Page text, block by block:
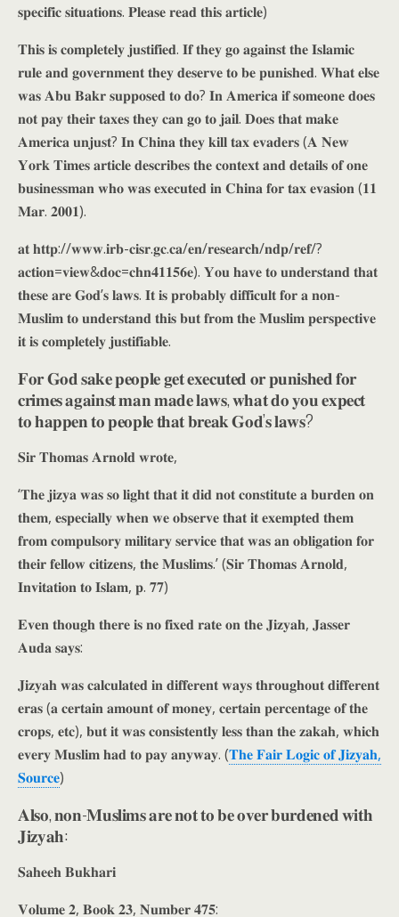
𝐬𝐩𝐞𝐜𝐢𝐟𝐢𝐜 𝐬𝐢𝐭𝐮𝐚𝐭𝐢𝐨𝐧𝐬. 𝐏𝐥𝐞𝐚𝐬𝐞 𝐫𝐞𝐚𝐝 𝐭𝐡𝐢𝐬 𝐚𝐫𝐭𝐢𝐜𝐥𝐞)
𝐓𝐡𝐢𝐬 𝐢𝐬 𝐜𝐨𝐦𝐩𝐥𝐞𝐭𝐞𝐥𝐲 𝐣𝐮𝐬𝐭𝐢𝐟𝐢𝐞𝐝. 𝐈𝐟 𝐭𝐡𝐞𝐲 𝐠𝐨 𝐚𝐠𝐚𝐢𝐧𝐬𝐭 𝐭𝐡𝐞 𝐈𝐬𝐥𝐚𝐦𝐢𝐜
𝐫𝐮𝐥𝐞 𝐚𝐧𝐝 𝐠𝐨𝐯𝐞𝐫𝐧𝐦𝐞𝐧𝐭 𝐭𝐡𝐞𝐲 𝐝𝐞𝐬𝐞𝐫𝐯𝐞 𝐭𝐨 𝐛𝐞 𝐩𝐮𝐧𝐢𝐬𝐡𝐞𝐝. 𝐖𝐡𝐚𝐭 𝐞𝐥𝐬𝐞
𝐰𝐚𝐬 𝐀𝐛𝐮 𝐁𝐚𝐤𝐫 𝐬𝐮𝐩𝐩𝐨𝐬𝐞𝐝 𝐭𝐨 𝐝𝐨? 𝐈𝐧 𝐀𝐦𝐞𝐫𝐢𝐜𝐚 𝐢𝐟 𝐬𝐨𝐦𝐞𝐨𝐧𝐞 𝐝𝐨𝐞𝐬
𝐧𝐨𝐭 𝐩𝐚𝐲 𝐭𝐡𝐞𝐢𝐫 𝐭𝐚𝐱𝐞𝐬 𝐭𝐡𝐞𝐲 𝐜𝐚𝐧 𝐠𝐨 𝐭𝐨 𝐣𝐚𝐢𝐥. 𝐃𝐨𝐞𝐬 𝐭𝐡𝐚𝐭 𝐦𝐚𝐤𝐞
𝐀𝐦𝐞𝐫𝐢𝐜𝐚 𝐮𝐧𝐣𝐮𝐬𝐭? 𝐈𝐧 𝐂𝐡𝐢𝐧𝐚 𝐭𝐡𝐞𝐲 𝐤𝐢𝐥𝐥 𝐭𝐚𝐱 𝐞𝐯𝐚𝐝𝐞𝐫𝐬 (𝐀 𝐍𝐞𝐰
𝐘𝐨𝐫𝐤 𝐓𝐢𝐦𝐞𝐬 𝐚𝐫𝐭𝐢𝐜𝐥𝐞 𝐝𝐞𝐬𝐜𝐫𝐢𝐛𝐞𝐬 𝐭𝐡𝐞 𝐜𝐨𝐧𝐭𝐞𝐱𝐭 𝐚𝐧𝐝 𝐝𝐞𝐭𝐚𝐢𝐥𝐬 𝐨𝐟 𝐨𝐧𝐞
𝐛𝐮𝐬𝐢𝐧𝐞𝐬𝐬𝐦𝐚𝐧 𝐰𝐡𝐨 𝐰𝐚𝐬 𝐞𝐱𝐞𝐜𝐮𝐭𝐞𝐝 𝐢𝐧 𝐂𝐡𝐢𝐧𝐚 𝐟𝐨𝐫 𝐭𝐚𝐱 𝐞𝐯𝐚𝐬𝐢𝐨𝐧 (𝟏𝟏
𝐌𝐚𝐫. 𝟐𝟎𝟎𝟏).
𝐚𝐭 𝐡𝐭𝐭𝐩://𝐰𝐰𝐰.𝐢𝐫𝐛-𝐜𝐢𝐬𝐫.𝐠𝐜.𝐜𝐚/𝐞𝐧/𝐫𝐞𝐬𝐞𝐚𝐫𝐜𝐡/𝐧𝐝𝐩/𝐫𝐞𝐟/?
𝐚𝐜𝐭𝐢𝐨𝐧=𝐯𝐢𝐞𝐰&𝐝𝐨𝐜=𝐜𝐡𝐧𝟒𝟏𝟏𝟓𝟔𝐞). 𝐘𝐨𝐮 𝐡𝐚𝐯𝐞 𝐭𝐨 𝐮𝐧𝐝𝐞𝐫𝐬𝐭𝐚𝐧𝐝 𝐭𝐡𝐚𝐭
𝐭𝐡𝐞𝐬𝐞 𝐚𝐫𝐞 𝐆𝐨𝐝’𝐬 𝐥𝐚𝐰𝐬. 𝐈𝐭 𝐢𝐬 𝐩𝐫𝐨𝐛𝐚𝐛𝐥𝐲 𝐝𝐢𝐟𝐟𝐢𝐜𝐮𝐥𝐭 𝐟𝐨𝐫 𝐚 𝐧𝐨𝐧-
𝐌𝐮𝐬𝐥𝐢𝐦 𝐭𝐨 𝐮𝐧𝐝𝐞𝐫𝐬𝐭𝐚𝐧𝐝 𝐭𝐡𝐢𝐬 𝐛𝐮𝐭 𝐟𝐫𝐨𝐦 𝐭𝐡𝐞 𝐌𝐮𝐬𝐥𝐢𝐦 𝐩𝐞𝐫𝐬𝐩𝐞𝐜𝐭𝐢𝐯𝐞
𝐢𝐭 𝐢𝐬 𝐜𝐨𝐦𝐩𝐥𝐞𝐭𝐞𝐥𝐲 𝐣𝐮𝐬𝐭𝐢𝐟𝐢𝐚𝐛𝐥𝐞.
𝐅𝐨𝐫 𝐆𝐨𝐝 𝐬𝐚𝐤𝐞 𝐩𝐞𝐨𝐩𝐥𝐞 𝐠𝐞𝐭 𝐞𝐱𝐞𝐜𝐮𝐭𝐞𝐝 𝐨𝐫 𝐩𝐮𝐧𝐢𝐬𝐡𝐞𝐝 𝐟𝐨𝐫
𝐜𝐫𝐢𝐦𝐞𝐬 𝐚𝐠𝐚𝐢𝐧𝐬𝐭 𝐦𝐚𝐧 𝐦𝐚𝐝𝐞 𝐥𝐚𝐰𝐬, 𝐰𝐡𝐚𝐭 𝐝𝐨 𝐲𝐨𝐮 𝐞𝐱𝐩𝐞𝐜𝐭
𝐭𝐨 𝐡𝐚𝐩𝐩𝐞𝐧 𝐭𝐨 𝐩𝐞𝐨𝐩𝐥𝐞 𝐭𝐡𝐚𝐭 𝐛𝐫𝐞𝐚𝐤 𝐆𝐨𝐝’𝐬 𝐥𝐚𝐰𝐬?
𝐒𝐢𝐫 𝐓𝐡𝐨𝐦𝐚𝐬 𝐀𝐫𝐧𝐨𝐥𝐝 𝐰𝐫𝐨𝐭𝐞,
‘𝐓𝐡𝐞 𝐣𝐢𝐳𝐲𝐚 𝐰𝐚𝐬 𝐬𝐨 𝐥𝐢𝐠𝐡𝐭 𝐭𝐡𝐚𝐭 𝐢𝐭 𝐝𝐢𝐝 𝐧𝐨𝐭 𝐜𝐨𝐧𝐬𝐭𝐢𝐭𝐮𝐭𝐞 𝐚 𝐛𝐮𝐫𝐝𝐞𝐧 𝐨𝐧
𝐭𝐡𝐞𝐦, 𝐞𝐬𝐩𝐞𝐜𝐢𝐚𝐥𝐥𝐲 𝐰𝐡𝐞𝐧 𝐰𝐞 𝐨𝐛𝐬𝐞𝐫𝐯𝐞 𝐭𝐡𝐚𝐭 𝐢𝐭 𝐞𝐱𝐞𝐦𝐩𝐭𝐞𝐝 𝐭𝐡𝐞𝐦
𝐟𝐫𝐨𝐦 𝐜𝐨𝐦𝐩𝐮𝐥𝐬𝐨𝐫𝐲 𝐦𝐢𝐥𝐢𝐭𝐚𝐫𝐲 𝐬𝐞𝐫𝐯𝐢𝐜𝐞 𝐭𝐡𝐚𝐭 𝐰𝐚𝐬 𝐚𝐧 𝐨𝐛𝐥𝐢𝐠𝐚𝐭𝐢𝐨𝐧 𝐟𝐨𝐫
𝐭𝐡𝐞𝐢𝐫 𝐟𝐞𝐥𝐥𝐨𝐰 𝐜𝐢𝐭𝐢𝐳𝐞𝐧𝐬, 𝐭𝐡𝐞 𝐌𝐮𝐬𝐥𝐢𝐦𝐬.’ (𝐒𝐢𝐫 𝐓𝐡𝐨𝐦𝐚𝐬 𝐀𝐫𝐧𝐨𝐥𝐝,
𝐈𝐧𝐯𝐢𝐭𝐚𝐭𝐢𝐨𝐧 𝐭𝐨 𝐈𝐬𝐥𝐚𝐦, 𝐩. 𝟕𝟕)
𝐄𝐯𝐞𝐧 𝐭𝐡𝐨𝐮𝐠𝐡 𝐭𝐡𝐞𝐫𝐞 𝐢𝐬 𝐧𝐨 𝐟𝐢𝐱𝐞𝐝 𝐫𝐚𝐭𝐞 𝐨𝐧 𝐭𝐡𝐞 𝐉𝐢𝐳𝐲𝐚𝐡, 𝐉𝐚𝐬𝐬𝐞𝐫
𝐀𝐮𝐝𝐚 𝐬𝐚𝐲𝐬:
𝐉𝐢𝐳𝐲𝐚𝐡 𝐰𝐚𝐬 𝐜𝐚𝐥𝐜𝐮𝐥𝐚𝐭𝐞𝐝 𝐢𝐧 𝐝𝐢𝐟𝐟𝐞𝐫𝐞𝐧𝐭 𝐰𝐚𝐲𝐬 𝐭𝐡𝐫𝐨𝐮𝐠𝐡𝐨𝐮𝐭 𝐝𝐢𝐟𝐟𝐞𝐫𝐞𝐧𝐭
𝐞𝐫𝐚𝐬 (𝐚 𝐜𝐞𝐫𝐭𝐚𝐢𝐧 𝐚𝐦𝐨𝐮𝐧𝐭 𝐨𝐟 𝐦𝐨𝐧𝐞𝐲, 𝐜𝐞𝐫𝐭𝐚𝐢𝐧 𝐩𝐞𝐫𝐜𝐞𝐧𝐭𝐚𝐠𝐞 𝐨𝐟 𝐭𝐡𝐞
𝐜𝐫𝐨𝐩𝐬, 𝐞𝐭𝐜), 𝐛𝐮𝐭 𝐢𝐭 𝐰𝐚𝐬 𝐜𝐨𝐧𝐬𝐢𝐬𝐭𝐞𝐧𝐭𝐥𝐲 𝐥𝐞𝐬𝐬 𝐭𝐡𝐚𝐧 𝐭𝐡𝐞 𝐳𝐚𝐤𝐚𝐡, 𝐰𝐡𝐢𝐜𝐡
𝐞𝐯𝐞𝐫𝐲 𝐌𝐮𝐬𝐥𝐢𝐦 𝐡𝐚𝐝 𝐭𝐨 𝐩𝐚𝐲 𝐚𝐧𝐲𝐰𝐚𝐲. (𝐓𝐡𝐞 𝐅𝐚𝐢𝐫 𝐋𝐨𝐠𝐢𝐜 𝐨𝐟 𝐉𝐢𝐳𝐲𝐚𝐡,
𝐒𝐨𝐮𝐫𝐜𝐞)
𝐀𝐥𝐬𝐨, 𝐧𝐨𝐧-𝐌𝐮𝐬𝐥𝐢𝐦𝐬 𝐚𝐫𝐞 𝐧𝐨𝐭 𝐭𝐨 𝐛𝐞 𝐨𝐯𝐞𝐫 𝐛𝐮𝐫𝐝𝐞𝐧𝐞𝐝 𝐰𝐢𝐭𝐡
𝐉𝐢𝐳𝐲𝐚𝐡:
𝐒𝐚𝐡𝐞𝐞𝐡 𝐁𝐮𝐤𝐡𝐚𝐫𝐢
𝐕𝐨𝐥𝐮𝐦𝐞 𝟐, 𝐁𝐨𝐨𝐤 𝟐𝟑, 𝐍𝐮𝐦𝐛𝐞𝐫 𝟒𝟕𝟓: